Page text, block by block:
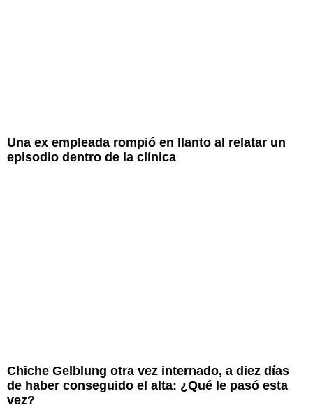
Una ex empleada rompió en llanto al relatar un
episodio dentro de la clínica
Chiche Gelblung otra vez internado, a diez días
de haber conseguido el alta: ¿Qué le pasó esta
vez?